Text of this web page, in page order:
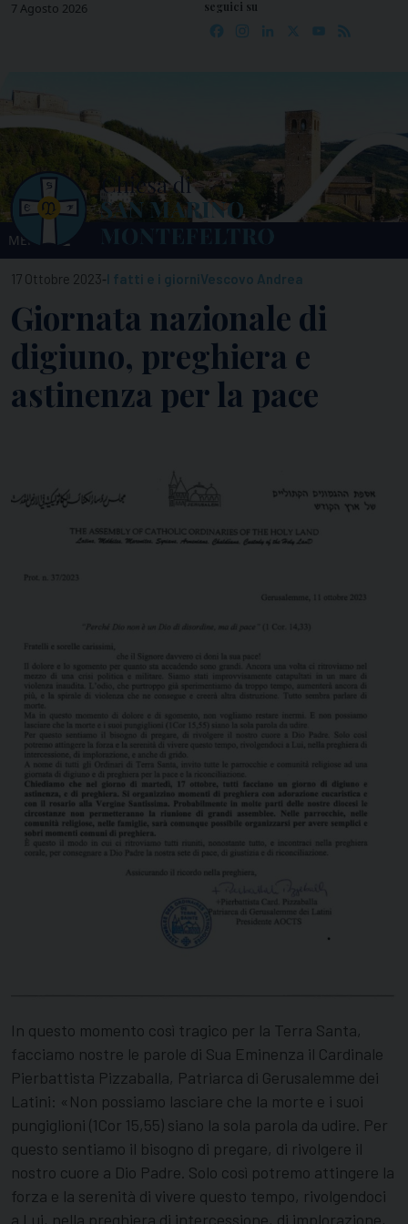
Skip7 Agosto 2026 seguici su
Facebook
Instagram
LinkedIn YouTube
MENU
17 Ottobre 2023-I fatti e i giorniVescovo Andrea
Giornata nazionale di
digiuno, preghiera e
astinenza per la pace
In questo momento così tragico per la Terra Santa,
facciamo nostre le parole di Sua Eminenza il Cardinale
Pierbattista Pizzaballa, Patriarca di Gerusalemme dei
Latini: «Non possiamo lasciare che la morte e i suoi
pungiglioni (1Cor 15,55) siano la sola parola da udire. Per
questo sentiamo il bisogno di pregare, di rivolgere il
nostro cuore a Dio Padre. Solo così potremo attingere la
forza e la serenità di vivere questo tempo, rivolgendoci
a Lui, nella preghiera di intercessione, di implorazione,